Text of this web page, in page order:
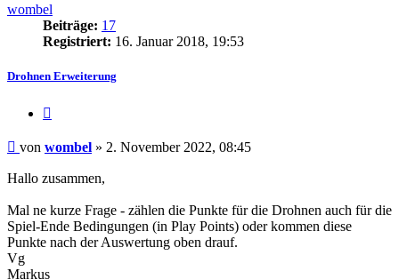
wombel
Beiträge: 17
Registriert: 16. Januar 2018, 19:53
Drohnen Erweiterung
Beitrag
von wombel » 2. November 2022, 08:45
Hallo zusammen,
Mal ne kurze Frage - zählen die Punkte für die Drohnen auch für die
Spiel-Ende Bedingungen (in Play Points) oder kommen diese
Punkte nach der Auswertung oben drauf.
Vg
Markus